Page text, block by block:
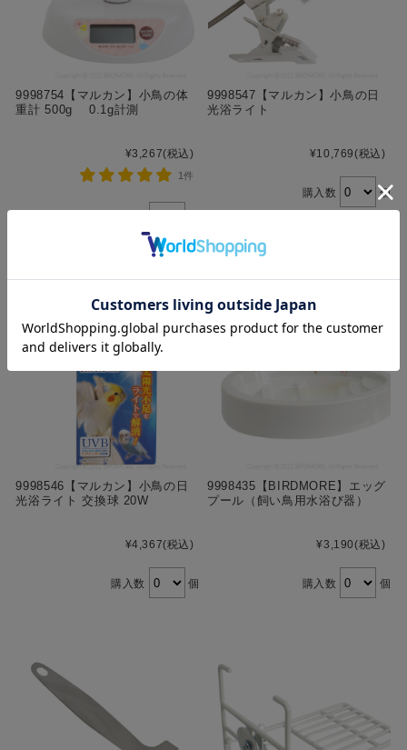
9998754【マルカン】小鳥の体
重計 500g 0.1g計測
¥3,267(税込)
1件
9998547【マルカン】小鳥の日
光浴ライト
¥10,769(税込)
購入数 個
9998546【マルカン】小鳥の日
光浴ライト 交換球 20W
¥4,367(税込)
購入数 個
9998435【BIRDMORE】エッグ
プール（飼い鳥用水浴び器）
¥3,190(税込)
購入数 個